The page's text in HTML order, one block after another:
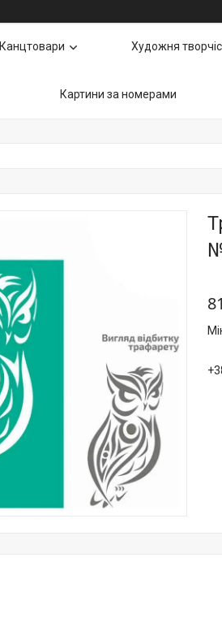
Канцтовари Художня
Картини за номерами